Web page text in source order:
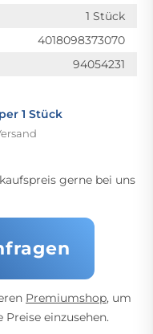
1 Stück
4018098373070
94054231
per 1 Stück
gerne bei uns
Premiumshop, um
einzusehen.